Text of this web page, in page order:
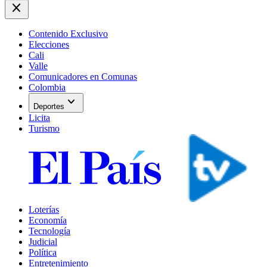
close
Contenido Exclusivo
Elecciones
Cali
Valle
Comunicadores en Comunas
Colombia
Deportes expand_more
Licita
Turismo
Loterías
Economía
Tecnología
Judicial
Política
Entretenimiento